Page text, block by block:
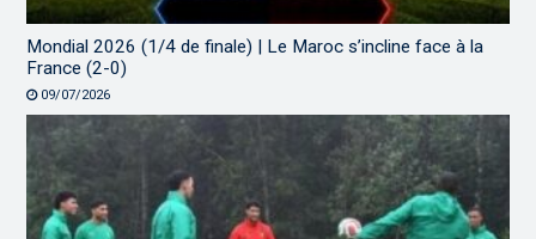
Mondial 2026 (1/4 de finale) | Le Maroc s’incline face à la
France (2-0)
09/07/2026